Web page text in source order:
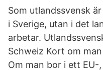
Som utlandssvensk
i Sverige, utan i det
arbetar.
Schweiz Kort om
Om man bor i ett EU-